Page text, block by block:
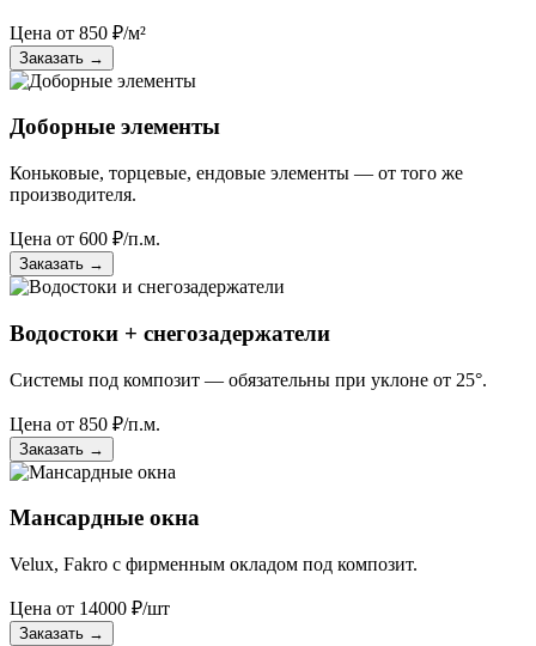
Цена от 850 ₽/м²
Заказать →
Доборные элементы
Коньковые, торцевые, ендовые элементы — от того же
производителя.
Цена от 600 ₽/п.м.
Заказать →
Водостоки + снегозадержатели
Системы под композит — обязательны при уклоне от 25°.
Цена от 850 ₽/п.м.
Заказать →
Мансардные окна
Velux, Fakro с фирменным окладом под композит.
Цена от 14000 ₽/шт
Заказать →